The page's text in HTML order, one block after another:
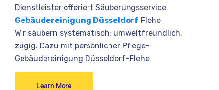
Dienstleister offeriert Säuberungsservice
Gebäudereinigung Düsseldorf Flehe
Wir säubern systematisch: umweltfreundlich,
zügig. Dazu mit persönlicher Pflege-
Gebäudereinigung Düsseldorf-Flehe
Learn More